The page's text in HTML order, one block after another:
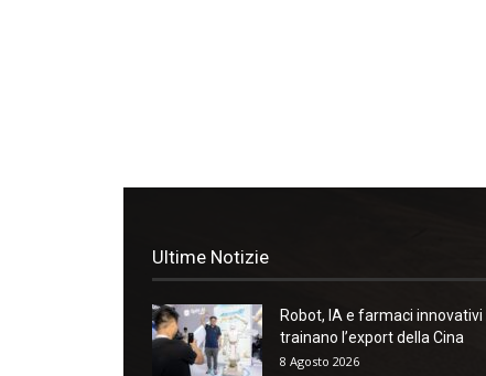
Ultime Notizie
Robot, IA e farmaci innovativi
trainano l’export della Cina
8 Agosto 2026